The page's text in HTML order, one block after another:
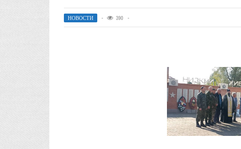
НОВОСТИ 390